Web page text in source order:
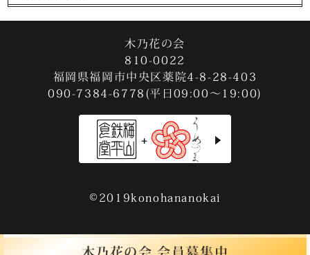
2021年12月
2021年10月
2021年9月
2021年8月
2020年12月
2020年9月
木乃花の会
810-0022
福岡県福岡市中央区薬院4-8-28-403
090-7384-6778(平日09:00～19:00)
©2019konohananokai
木乃花の会 会員募集中